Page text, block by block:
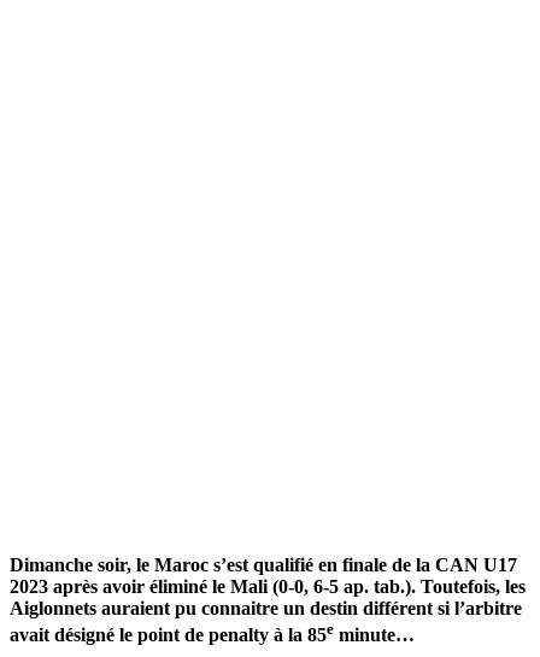
Dimanche soir, le Maroc s’est qualifié en finale de la CAN U17
2023 après avoir éliminé le Mali (0-0, 6-5 ap. tab.). Toutefois, les
Aiglonnets auraient pu connaitre un destin différent si l’arbitre
avait désigné le point de penalty à la 85e minute…